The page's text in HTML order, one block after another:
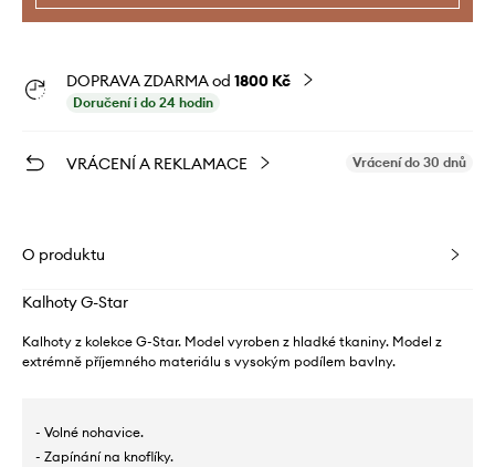
DOPRAVA ZDARMA od 1800 Kč
Doručení i do 24 hodin
VRÁCENÍ A REKLAMACE Vrácení do 30 dnů
O produktu
Kalhoty G-Star
Kalhoty z kolekce G-Star. Model vyroben z hladké tkaniny. Model z
extrémně příjemného materiálu s vysokým podílem bavlny.
- Volné nohavice.
- Zapínání na knoflíky.